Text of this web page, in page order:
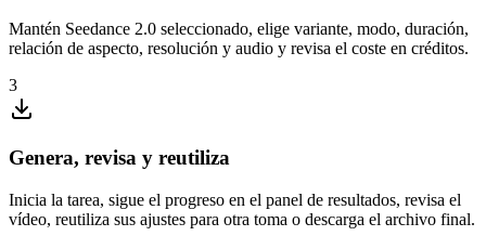
Mantén Seedance 2.0 seleccionado, elige variante, modo, duración,
relación de aspecto, resolución y audio y revisa el coste en créditos.
3
Genera, revisa y reutiliza
Inicia la tarea, sigue el progreso en el panel de resultados, revisa el
vídeo, reutiliza sus ajustes para otra toma o descarga el archivo final.